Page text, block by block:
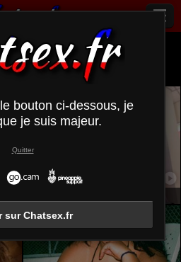
702 ) Moyenne ×
bouton ci-dessous, je
je suis majeur.
Quitter
sur Chatsex.fr